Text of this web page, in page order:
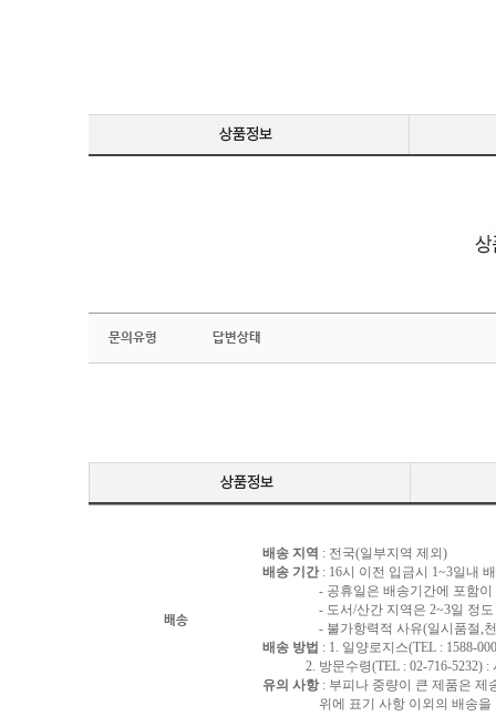
문의유형 답변상태
배송
배송 지역 : 전국(일부지역 제외)
배송 기간 : 16시 이전 입금시 1~3일내
- 공휴일은 배송기간에 포함이
- 도서/산간 지역은 2~3일 정도
- 불가항력적 사유(일시품절,천재
배송 방법 : 1. 일양로지스(TEL : 1588-
2. 방문수령(TEL : 02-716-5232) :
유의 사항: 부피나 중량이 큰 제품은 제
위에 표기 사항 이외의 배송을 원